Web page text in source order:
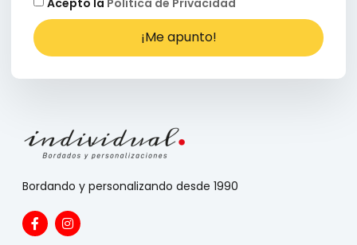
¡Me apunto!
Bordando y personalizando desde 1990